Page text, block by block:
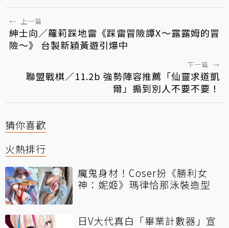
← 上一篇
紳士向／蘿莉踩地雷《踩雷冒險譚X～露露姆的冒
險～》 台製新穎黃遊引爆中
下一篇 →
聯盟戰棋／11.2b 強勢陣容推薦「仙靈求道凱
爾」搧到別人不要不要！
猜你喜歡
火熱排行
魔鬼身材！Coser扮《勝利女
神：妮姬》瑪律恰那泳裝造型
日V大代真白「畢業計數器」宣